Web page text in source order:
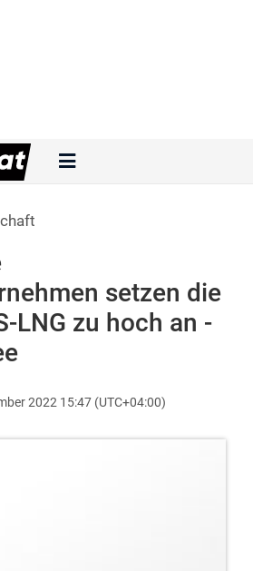
setzen die
LNG zu hoch an -
2022 15:47 (UTC+04:00)